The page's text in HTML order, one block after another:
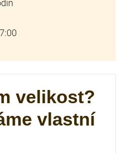
velikost?
vlastní